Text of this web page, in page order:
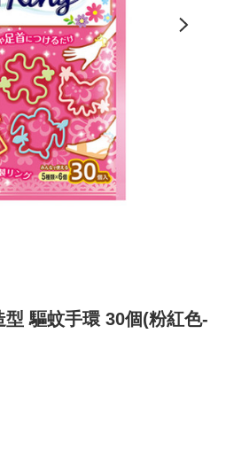
驅蚊手環 30個(粉紅色-